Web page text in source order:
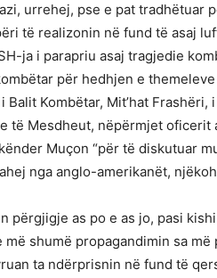
urrehej, pse e pat tradhëtuar
të realizonin në fund të asaj
ja i parapriu asaj tragjedie
për hedhjen e
Balit Kombëtar, Mit’hat
të Mesdheut, nëpërmjet
Muçon “për të diskutuar
nga anglo-amerikanët,
përgjigje as po e as jo, pasi
shumë propagandimin sa
ta ndërprisnin në fund të